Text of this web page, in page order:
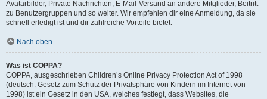
Avatarbilder, Private Nachrichten, E-Mail-Versand an andere Mitglieder, Beitritt
zu Benutzergruppen und so weiter. Wir empfehlen dir eine Anmeldung, da sie
schnell erledigt ist und dir zahlreiche Vorteile bietet.
Nach oben
Was ist COPPA?
COPPA, ausgeschrieben Children’s Online Privacy Protection Act of 1998
(deutsch: Gesetz zum Schutz der Privatsphäre von Kindern im Internet von
1998) ist ein Gesetz in den USA, welches festlegt, dass Websites, die